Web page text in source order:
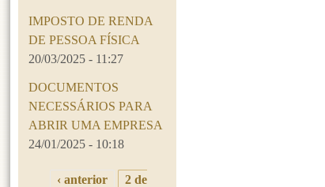
IMPOSTO DE RENDA
DE PESSOA FÍSICA
20/03/2025 - 11:27
DOCUMENTOS
NECESSÁRIOS PARA
ABRIR UMA EMPRESA
24/01/2025 - 10:18
‹ anterior
2 de